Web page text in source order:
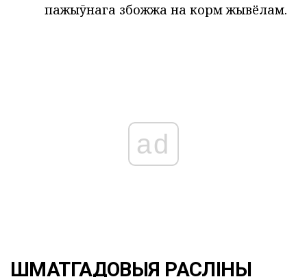
пажыўнага збожжа на корм жывёлам.
ad
ШМАТГАДОВЫЯ РАСЛІНЫ